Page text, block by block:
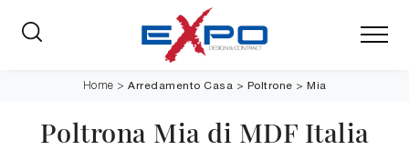
Home > Arredamento Casa > Poltrone > Mia
Poltrona Mia di MDF Italia